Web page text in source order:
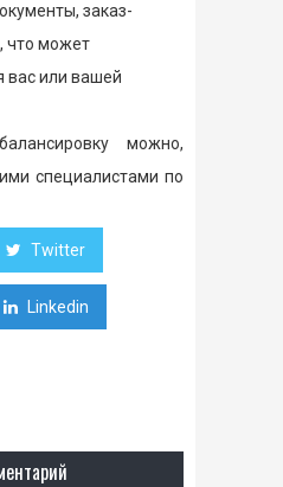
заказ-
что может
вас или вашей
можно,
специалистами по
Twitter
Linkedin